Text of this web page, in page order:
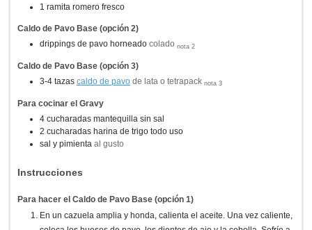
1 ramita romero fresco
Caldo de Pavo Base (opción 2)
drippings de pavo horneado colado nota 2
Caldo de Pavo Base (opción 3)
3-4 tazas caldo de pavo de lata o tetrapack nota 3
Para cocinar el Gravy
4 cucharadas mantequilla sin sal
2 cucharadas harina de trigo todo uso
sal y pimienta al gusto
Instrucciones
Para hacer el Caldo de Pavo Base (opción 1)
En un cazuela amplia y honda, calienta el aceite. Una vez caliente,